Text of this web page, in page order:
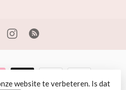
website te verbeteren. Is dat